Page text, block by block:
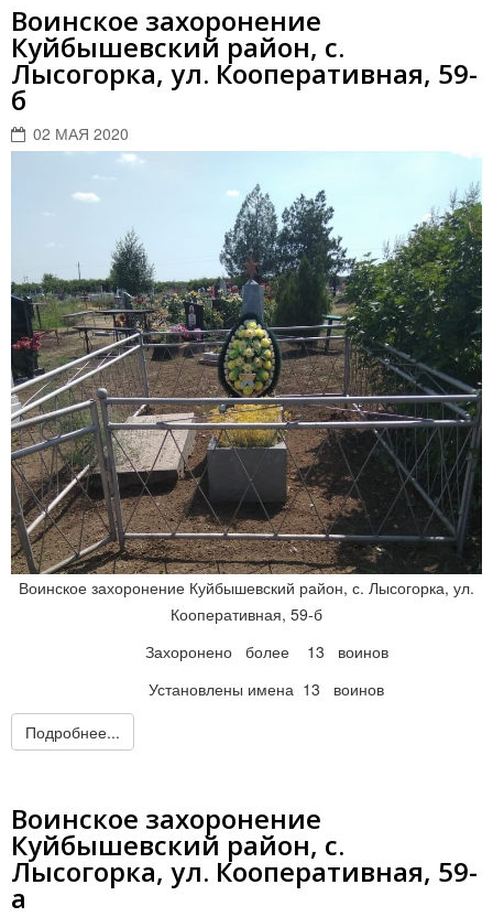
Воинское захоронение
Куйбышевский район, с.
Лысогорка, ул. Кооперативная, 59-
б
02 МАЯ 2020
Воинское захоронение Куйбышевский район, с. Лысогорка, ул.
Кооперативная, 59-б
Захоронено более 13 воинов
Установлены имена 13 воинов
Подробнее...
Воинское захоронение
Куйбышевский район, с.
Лысогорка, ул. Кооперативная, 59-
а